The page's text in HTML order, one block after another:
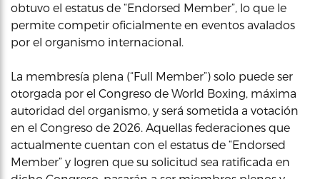
obtuvo el estatus de “Endorsed Member”, lo que le
permite competir oficialmente en eventos avalados
por el organismo internacional.
La membresía plena (“Full Member”) solo puede ser
otorgada por el Congreso de World Boxing, máxima
autoridad del organismo, y será sometida a votación
en el Congreso de 2026. Aquellas federaciones que
actualmente cuentan con el estatus de “Endorsed
Member” y logren que su solicitud sea ratificada en